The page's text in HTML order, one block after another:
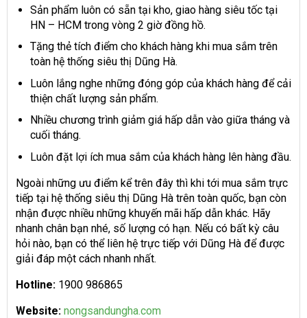
Sản phẩm luôn có sẵn tại kho, giao hàng siêu tốc tại
HN – HCM trong vòng 2 giờ đồng hồ.
Tặng thẻ tích điểm cho khách hàng khi mua sắm trên
toàn hệ thống siêu thị Dũng Hà.
Luôn lắng nghe những đóng góp của khách hàng để cải
thiện chất lượng sản phẩm.
Nhiều chương trình giảm giá hấp dẫn vào giữa tháng và
cuối tháng.
Luôn đặt lợi ích mua sắm của khách hàng lên hàng đầu.
Ngoài những ưu điểm kể trên đây thì khi tới mua sắm trực
tiếp tại hệ thống siêu thị Dũng Hà trên toàn quốc, bạn còn
nhận được nhiều những khuyến mãi hấp dẫn khác. Hãy
nhanh chân bạn nhé, số lượng có hạn. Nếu có bất kỳ câu
hỏi nào, bạn có thể liên hệ trực tiếp với Dũng Hà để được
giải đáp một cách nhanh nhất.
Hotline: 1900 986865
Website: nongsandungha.com